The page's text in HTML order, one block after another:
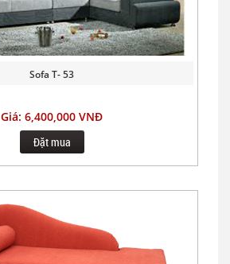
Sofa T- 53
Giá: 6,400,000 VNĐ
Đặt mua